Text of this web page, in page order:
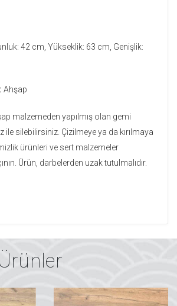
42 cm, Yükseklik: 63 cm, Genişlik:
Ahşap
malzemeden yapılmış olan gemi
ile silebilirsiniz. Çizilmeye ya da kırılmaya
ürünleri ve sert malzemeler
Ürün, darbelerden uzak tutulmalıdır.